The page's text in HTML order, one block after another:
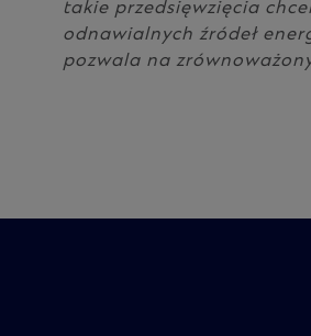
takie przedsięwzięcia
odnawialnych źródeł
pozwala na